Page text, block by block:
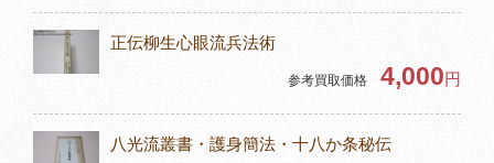
正伝柳生心眼流兵法術
参考買取価格 4,000円
八光流叢書・護身簡法・十八か条秘伝